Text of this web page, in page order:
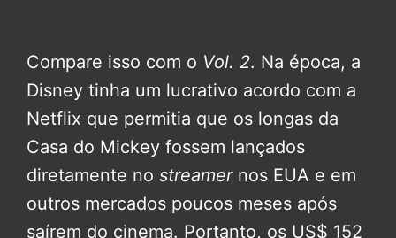
Compare isso com o Vol. 2. Na época, a
Disney tinha um lucrativo acordo com a
Netflix que permitia que os longas da
Casa do Mickey fossem lançados
diretamente no streamernos EUA e em
outros mercados poucos meses após
saírem do cinema. Portanto, os US$ 152